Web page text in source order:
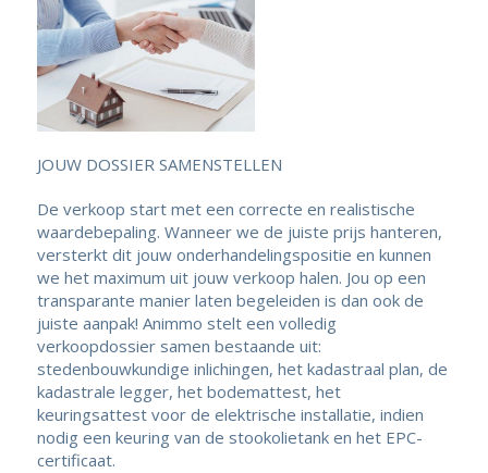
JOUW DOSSIER SAMENSTELLEN
De verkoop start met een correcte en realistische
waardebepaling. Wanneer we de juiste prijs hanteren,
versterkt dit jouw onderhandelingspositie en kunnen
we het maximum uit jouw verkoop halen. Jou op een
transparante manier laten begeleiden is dan ook de
juiste aanpak! Animmo stelt een volledig
verkoopdossier samen bestaande uit:
stedenbouwkundige inlichingen, het kadastraal plan, de
kadastrale legger, het bodemattest, het
keuringsattest voor de elektrische installatie, indien
nodig een keuring van de stookolietank en het EPC-
certificaat.